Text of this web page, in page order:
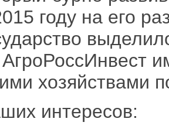
году на его
хозяйствами
интересов: